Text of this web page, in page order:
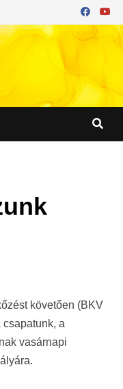
követően (BKV
csapatunk, a
vasárnapi